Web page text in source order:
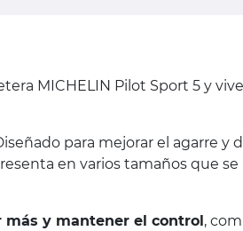
MICHELIN Pilot Sport 5 y vive
para mejorar el agarre y
en varios tamaños que se
más y mantener el control ,